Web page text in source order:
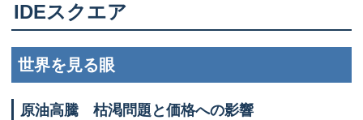
IDEスクエア
世界を見る眼
原油高騰 枯渇問題と価格への影響